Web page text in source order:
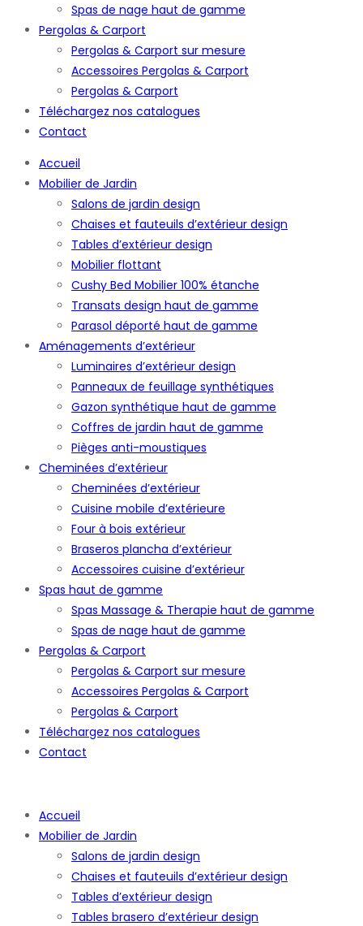
Spas de nage haut de gamme
Pergolas & Carport
Pergolas & Carport sur mesure
Accessoires Pergolas & Carport
Pergolas & Carport
Téléchargez nos catalogues
Contact
Accueil
Mobilier de Jardin
Salons de jardin design
Chaises et fauteuils d’extérieur design
Tables d’extérieur design
Mobilier flottant
Cushy Bed Mobilier 100% étanche
Transats design haut de gamme
Parasol déporté haut de gamme
Aménagements d’extérieur
Luminaires d’extérieur design
Panneaux de feuillage synthétiques
Gazon synthétique haut de gamme
Coffres de jardin haut de gamme
Pièges anti-moustiques
Cheminées d’extérieur
Cheminées d’extérieur
Cuisine mobile d’extérieure
Four à bois extérieur
Braseros plancha d’extérieur
Accessoires cuisine d’extérieur
Spas haut de gamme
Spas Massage & Therapie haut de gamme
Spas de nage haut de gamme
Pergolas & Carport
Pergolas & Carport sur mesure
Accessoires Pergolas & Carport
Pergolas & Carport
Téléchargez nos catalogues
Contact
Accueil
Mobilier de Jardin
Salons de jardin design
Chaises et fauteuils d’extérieur design
Tables d’extérieur design
Tables brasero d’extérieur design